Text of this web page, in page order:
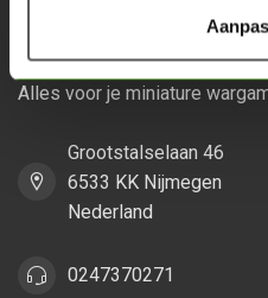
Scenery Workshop
Alles voor je miniature
Grootstalselaan 46
6533 KK Nijmegen
Nederland
0247370271